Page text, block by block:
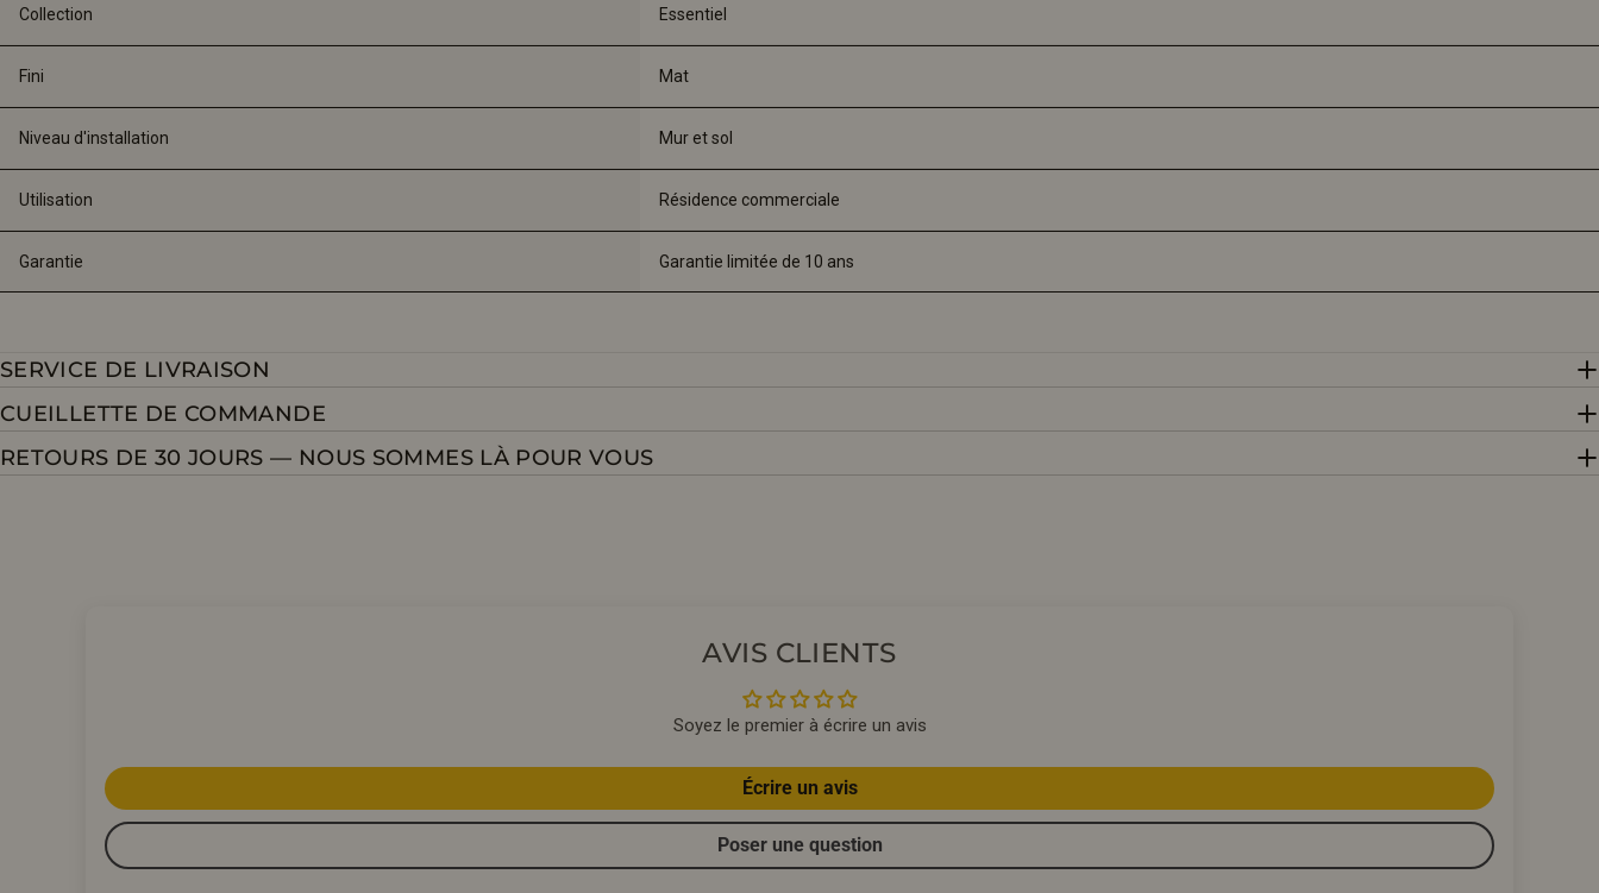
Collection Essentiel
Fini Mat
Niveau d'installation Mur et sol
Utilisation Résidence commerciale
Garantie Garantie limitée de 10 ans
SERVICE DE LIVRAISON
CUEILLETTE DE COMMANDE
RETOURS DE 30 JOURS — NOUS SOMMES LÀ POUR VOUS
AVIS CLIENTS
Soyez le premier à écrire un avis
Écrire un avis
Poser une question